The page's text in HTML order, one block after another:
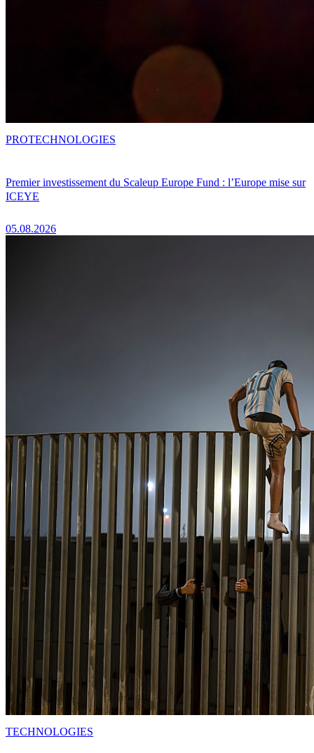
Premier investissement du Scaleup Europe Fund : l’Europe mise sur
ICEYE
05.08.2026
PROTECHNOLOGIES
TECHNOLOGIES